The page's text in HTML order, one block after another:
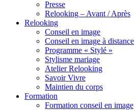
Presse
Relooking – Avant / Après
Relooking
Conseil en image
Conseil en image à distance
Programme « Stylé »
Stylisme mariage
Atelier Relooking
Savoir Vivre
Maintien du corps
Formation
Formation conseil en image